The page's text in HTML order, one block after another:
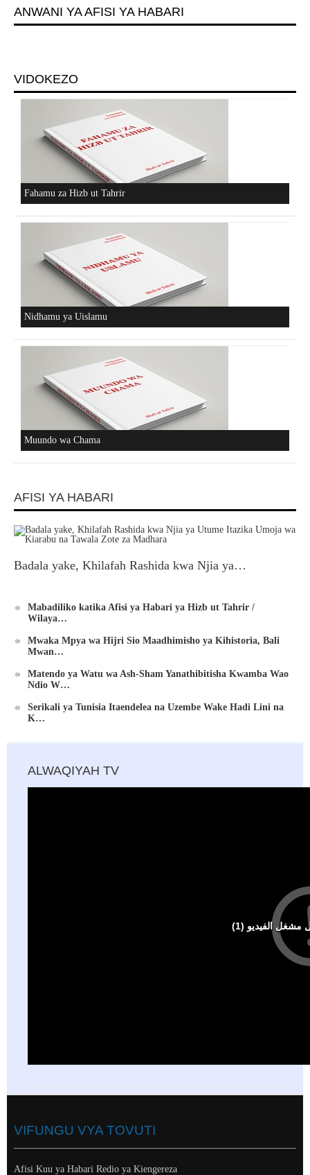
ANWANI YA AFISI YA HABARI
VIDOKEZO
Fahamu za Hizb ut Tahrir
Nidhamu ya Uislamu
Muundo wa Chama
AFISI YA HABARI
Badala yake, Khilafah Rashida kwa Njia ya…
Mabadiliko katika Afisi ya Habari ya Hizb ut Tahrir /
Wilaya…
Mwaka Mpya wa Hijri Sio Maadhimisho ya Kihistoria, Bali
Mwan…
Matendo ya Watu wa Ash-Sham Yanathibitisha Kwamba Wao
Ndio W…
Serikali ya Tunisia Itaendelea na Uzembe Wake Hadi Lini na
K…
ALWAQIYAH TV
VIFUNGU VYA TOVUTI
Afisi Kuu ya Habari Redio ya Kiengereza